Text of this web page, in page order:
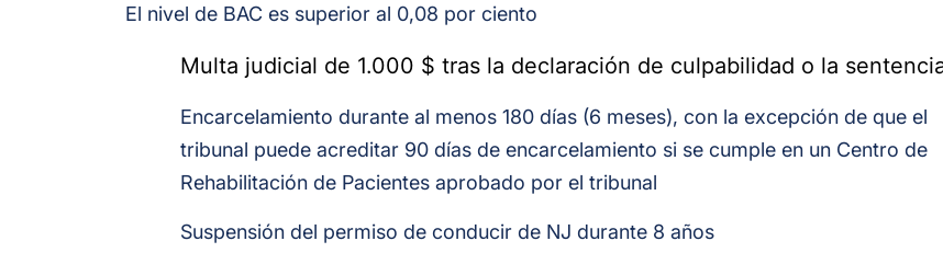
El nivel de BAC es superior al 0,08 por ciento
Multa judicial de 1.000 $ tras la declaración de culpabilidad o la
Encarcelamiento durante al menos 180 días (6 meses), con la excepción de que el
tribunal puede acreditar 90 días de encarcelamiento si se cumple en un Centro de
Rehabilitación de Pacientes aprobado por el tribunal
Suspensión del permiso de conducir de NJ durante 8 años